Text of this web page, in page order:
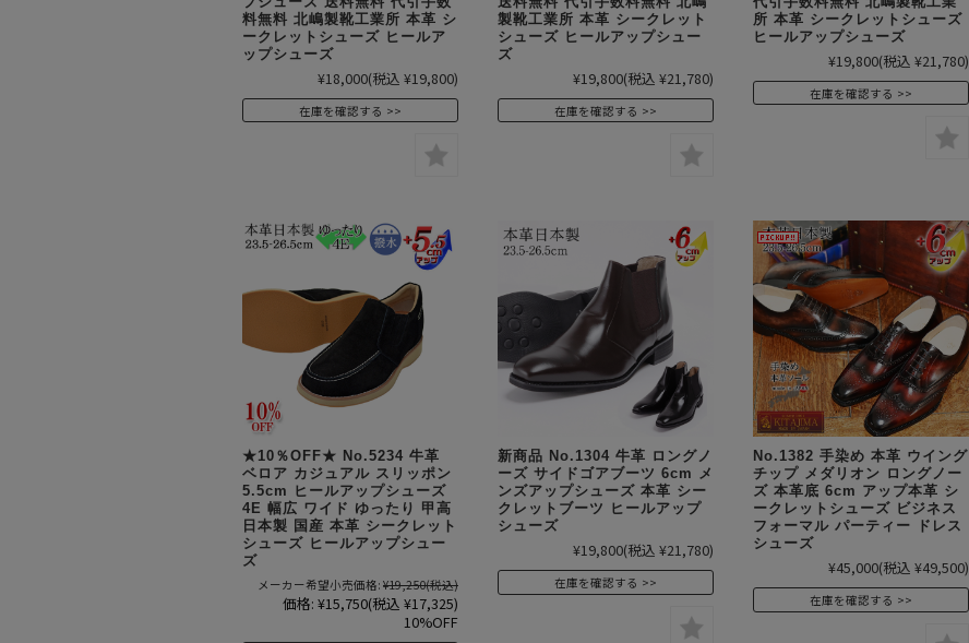
料無料 北嶋製靴工業所 本革 シ
ークレットシューズ ヒールア
ップシューズ
¥18,000(税込 ¥19,800)
在庫を確認する
製靴工業所 本革 シークレット
シューズ ヒールアップシュー
ズ
¥19,800(税込 ¥21,780)
在庫を確認する
所 本革 シークレットシューズ
ヒールアップシューズ
¥19,800(税込 ¥21,780)
在庫を確認する
★10％OFF★ No.5234 牛革
ベロア カジュアル スリッポン
5.5cm ヒールアップシューズ
4E 幅広 ワイド ゆったり 甲高
日本製 国産 本革 シークレット
シューズ ヒールアップシュー
ズ
メーカー希望小売価格: ¥19,250(税込)
価格: ¥15,750(税込 ¥17,325)
10%OFF
新商品 No.1304 牛革 ロングノ
ーズ サイドゴアブーツ 6cm メ
ンズアップシューズ 本革 シー
クレットブーツ ヒールアップ
シューズ
¥19,800(税込 ¥21,780)
在庫を確認する
No.1382 手染め 本革 ウイング
チップ メダリオン ロングノー
ズ 本革底 6cm アップ本革 シ
ークレットシューズ ビジネス
フォーマル パーティー ドレス
シューズ
¥45,000(税込 ¥49,500)
在庫を確認する